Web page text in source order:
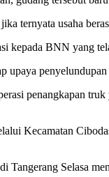
ternyata usaha
kepada BNN yang
upaya
penangkapan
Kecamatan
Tangerang Selasa